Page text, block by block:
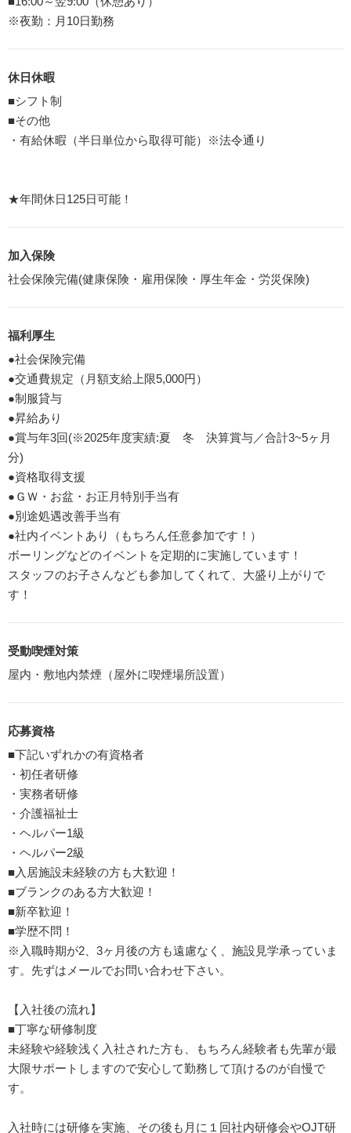
※夜勤：月10日勤務
休日休暇
■シフト制
■その他
・有給休暇（半日単位から取得可能）※法令通り
★年間休日125日可能！
加入保険
社会保険完備(健康保険・雇用保険・厚生年金・労災保険)
福利厚生
●社会保険完備
●交通費規定（月額支給上限5,000円）
●制服貸与
●昇給あり
●賞与年3回(※2025年度実績:夏 冬 決算賞与／合計3~5ヶ月
分)
●資格取得支援
●ＧＷ・お盆・お正月特別手当有
●別途処遇改善手当有
●社内イベントあり（もちろん任意参加です！）
ボーリングなどのイベントを定期的に実施しています！
スタッフのお子さんなども参加してくれて、大盛り上がりで
す！
受動喫煙対策
屋内・敷地内禁煙（屋外に喫煙場所設置）
応募資格
■下記いずれかの有資格者
・初任者研修
・実務者研修
・介護福祉士
・ヘルパー1級
・ヘルパー2級
■入居施設未経験の方も大歓迎！
■ブランクのある方大歓迎！
■新卒歓迎！
■学歴不問！
※入職時期が2、3ヶ月後の方も遠慮なく、施設見学承っていま
す。先ずはメールでお問い合わせ下さい。
【入社後の流れ】
■丁寧な研修制度
未経験や経験浅く入社された方も、もちろん経験者も先輩が最
大限サポートしますので安心して勤務して頂けるのが自慢で
す。
入社時には研修を実施、その後も月に１回社内研修会やOJT研